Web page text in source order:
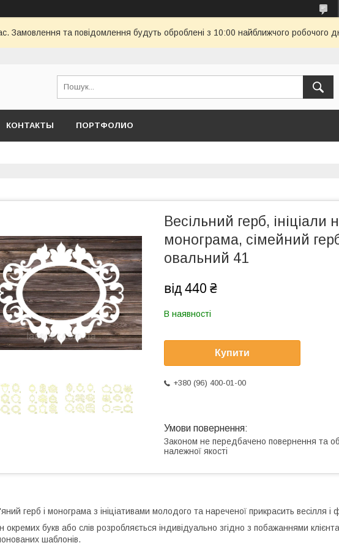
Замовлення та повідомлення будуть оброблені з 10:00 найближчого робочого
КОНТАКТЫ ПОРТФОЛИО
Весільний герб, ініціали
монограма, сімейний
овальний 41
від440 ₴
В наявності
Купити
+380 (96) 400-01-00
Законом не передбачено повернення та
належної якості
герб і монограма з ініціативами молодого та нареченої прикрасить весілля і
окремих букв або слів розробляється індивідуально згідно з побажаннями
шаблонів.